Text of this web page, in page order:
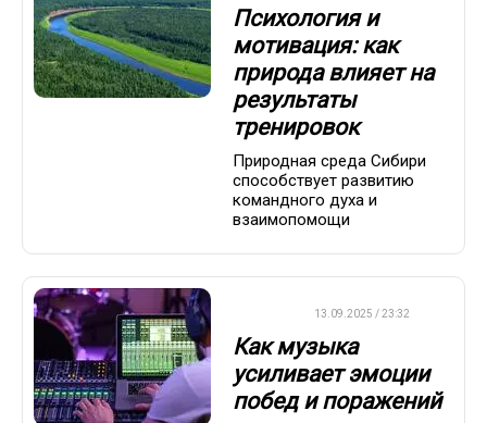
Психология и
мотивация: как
природа влияет на
результаты
тренировок
Природная среда Сибири
способствует развитию
командного духа и
взаимопомощи
13.09.2025 / 23:32
Как музыка
усиливает эмоции
побед и поражений